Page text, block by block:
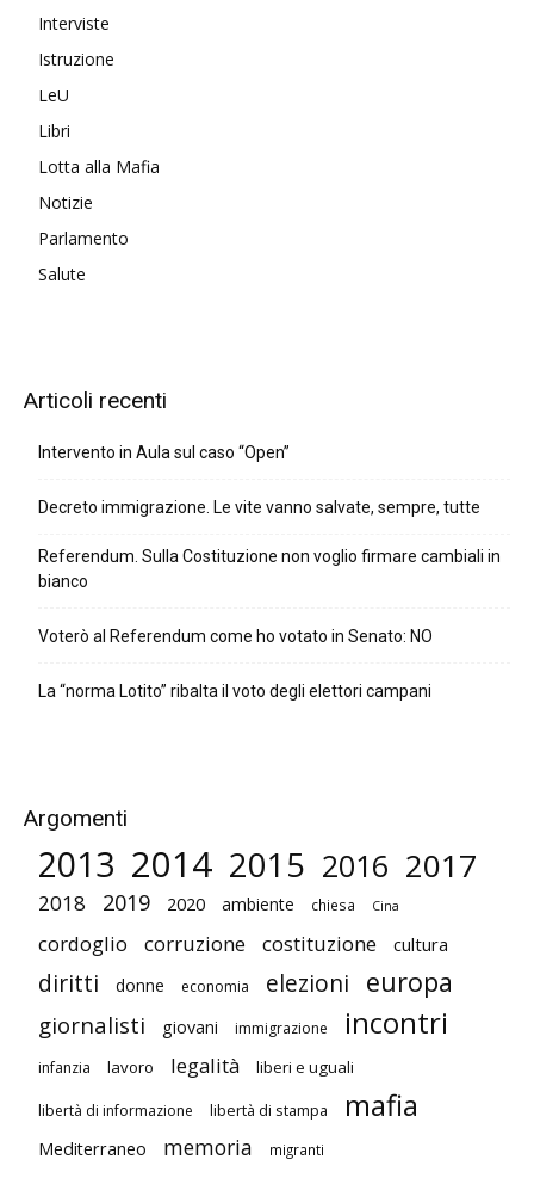
Interviste
Istruzione
LeU
Libri
Lotta alla Mafia
Notizie
Parlamento
Salute
Articoli recenti
Intervento in Aula sul caso “Open”
Decreto immigrazione. Le vite vanno salvate, sempre, tutte
Referendum. Sulla Costituzione non voglio firmare cambiali in
bianco
Voterò al Referendum come ho votato in Senato: NO
La “norma Lotito” ribalta il voto degli elettori campani
Argomenti
2013 2014 2015 2016 2017
2018 2019 2020 ambiente chiesa Cina
cordoglio corruzione costituzione cultura
diritti donne economia elezioni europa
giornalisti giovani immigrazione incontri
infanzia lavoro legalità liberi e uguali
libertà di informazione libertà di stampa mafia
Mediterraneo memoria migranti